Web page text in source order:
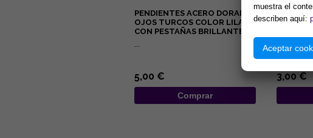
PENDIENTES ACERO DORADO
OJOS TURCOS COLOR LILA
CON PESTAÑAS BRILLANTES
...
5,00 €
Comprar
DISEÑO
3,00 €
muestra el
describen aquí:
Aceptar